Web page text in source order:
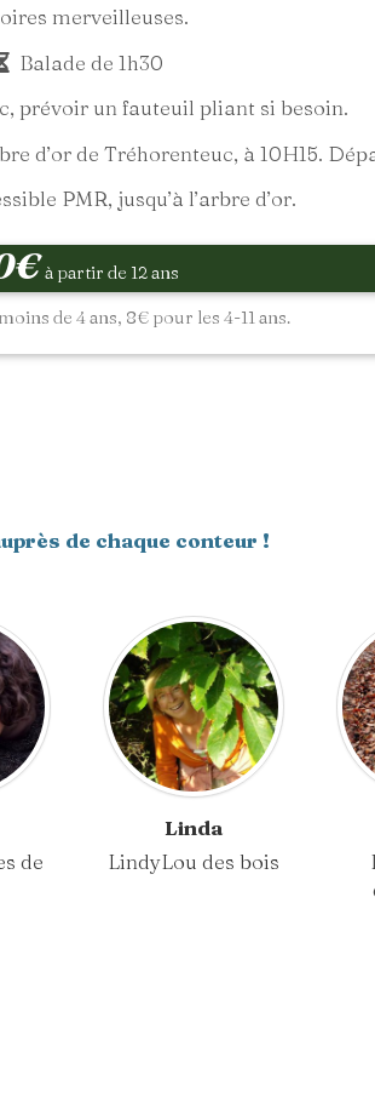
merveilleuses.
Balade de 1h30
prévoir un fauteuil pliant si besoin.
d’or de Tréhorenteuc, à 10H15.
PMR, jusqu’à l’arbre d’or.
à partir de 12 ans
de 4 ans, 8€ pour les 4-11 ans.
de chaque conteur !
de
Linda
LindyLou des bois